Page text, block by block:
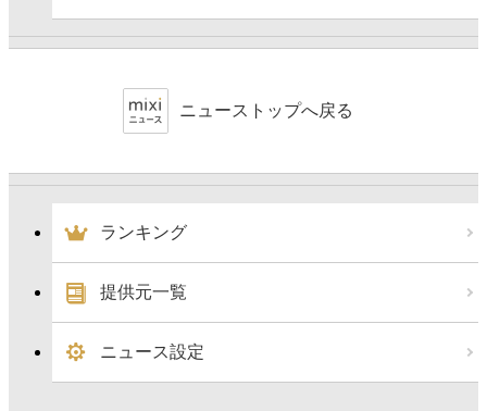
ニューストップへ戻る
ランキング
提供元一覧
ニュース設定